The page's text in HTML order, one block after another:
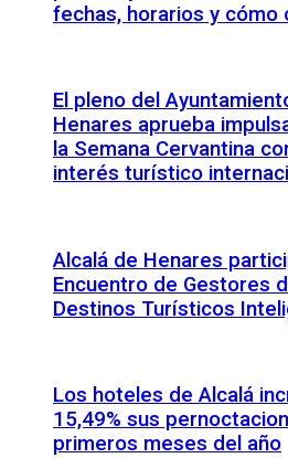
fechas, horarios y cómo
El pleno del
Henares aprueba
la Semana Cervantina
interés turístico
Alcalá de Henares
Encuentro de Gestores
Destinos Turísticos
Los hoteles de Alcalá
15,49% sus
primeros meses del año